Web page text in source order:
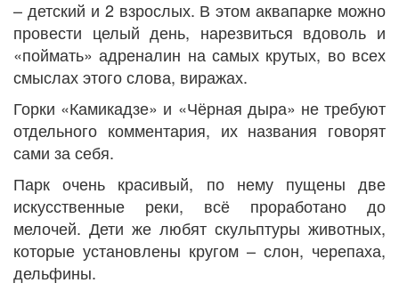
– детский и 2 взрослых. В этом аквапарке можно
провести целый день, нарезвиться вдоволь и
«поймать» адреналин на самых крутых, во всех
смыслах этого слова, виражах.
Горки «Камикадзе» и «Чёрная дыра» не требуют
отдельного комментария, их названия говорят
сами за себя.
Парк очень красивый, по нему пущены две
искусственные реки, всё проработано до
мелочей. Дети же любят скульптуры животных,
которые установлены кругом – слон, черепаха,
дельфины.